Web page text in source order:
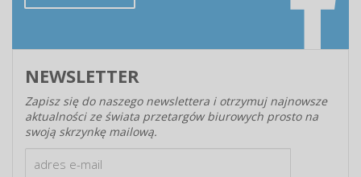
NEWSLETTER
Zapisz się do naszego newslettera i otrzymuj najnowsze
aktualności ze świata przetargów biurowych prosto na
swoją skrzynkę mailową.